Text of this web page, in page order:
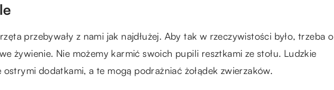
przebywały z nami jak najdłużej. Aby tak w rzeczywistości było, trzeba o
żywienie. Nie możemy karmić swoich pupili resztkami ze stołu. Ludzkie
dodatkami, a te mogą podrażniać żołądek zwierzaków.